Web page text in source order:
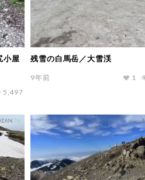
小屋
5,497
残雪の白馬岳／大雪渓
9年前 1